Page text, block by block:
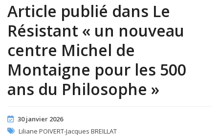
Article publié dans Le
Résistant « un nouveau
centre Michel de
Montaigne pour les 500
ans du Philosophe »
30 janvier 2026
Liliane POIVERT-Jacques BREILLAT